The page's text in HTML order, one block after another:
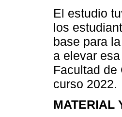
El estudio
los
base para
a elevar
Facultad de
curso 2022.
MATERIAL